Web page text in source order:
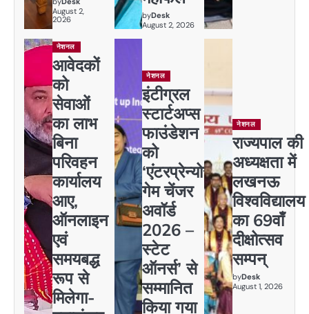
August 2,
2026
byDesk
August 2, 2026
नेशनल
आवेदकों
को
सेवाओं
का लाभ
बिना
परिवहन
कार्यालय
आए,
ऑनलाइन
एवं
समयबद्ध
रूप से
मिलेगा-
नेशनल
इंटीग्रल
स्टार्टअप्स
फाउंडेशन
को
‘एंटरप्रेन्योर
गेम चेंजर
अवॉर्ड
2026 –
स्टेट
ऑनर्स’ से
सम्मानित
किया गया
नेशनल
राज्यपाल की
अध्यक्षता में
लखनऊ
विश्वविद्यालय
का 69वाँ
दीक्षोत्सव
सम्पन्
byDesk
August 1, 2026